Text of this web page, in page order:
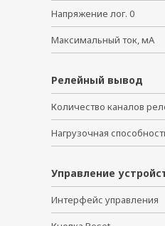
Напряжение лог. 0
Максимальный ток, мА
Релейный вывод
Количество каналов
Нагрузочная
Управление
Интерфейс управления